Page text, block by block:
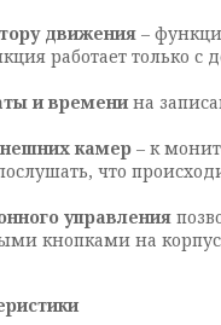
движения –
работает только
и времени на
камер – к
что
управления
кнопками на